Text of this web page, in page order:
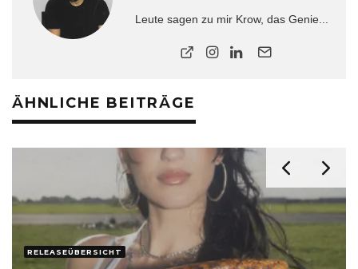
Leute sagen zu mir Krow, das Genie...
ÄHNLICHE BEITRÄGE
RELEASEÜBERSICHT